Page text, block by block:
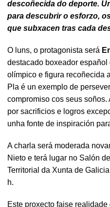
descoñecida do deporte.
para descubrir o esforzo,
que subxacen tras cada
O luns, o protagonista será
destacado boxeador
olímpico e figura recoñecida
Pla é un exemplo de
compromiso cos seus soños.
por sacrificios e logros
unha fonte de inspiración
A charla será moderada
Nieto e terá lugar no Salón
Territorial da Xunta de
h.
Este proxecto faise